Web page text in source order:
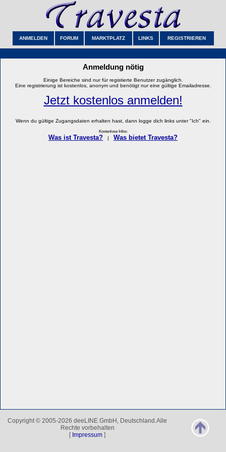
ANMELDEN FORUM MARKTPLATZ LINKS REGISTRIEREN
Anmeldung nötig
Einige Bereiche sind nur für registierte Benutzer zugänglich.
Eine registrierung ist kostenlos, anonym und benötigt nur eine gültige Emailadresse.
Jetzt kostenlos anmelden!
Wenn du gültige Zugangsdaten erhalten hast, dann logge dich links unter "Ich" ein.
Kostenlose Infos:
Was ist Travesta? Was bietet Travesta?
Copyright © 2005-2026 deeLINE GmbH, Deutschland.Alle
Rechte vorbehalten
[ Impressum ]